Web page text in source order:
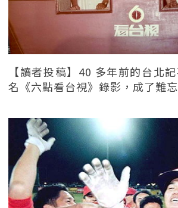
【讀者投稿】40 多年前的台北
名《六點看台視》錄影，成了難